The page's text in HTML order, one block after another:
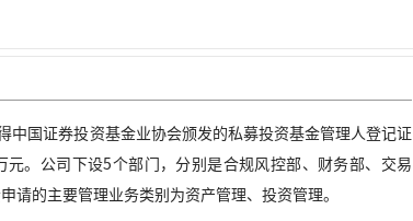
国证券投资基金业协会颁发的私募投资基金管理人登记证
。公司下设5个部门，分别是合规风控部、财务部、交易
的主要管理业务类别为资产管理、投资管理。